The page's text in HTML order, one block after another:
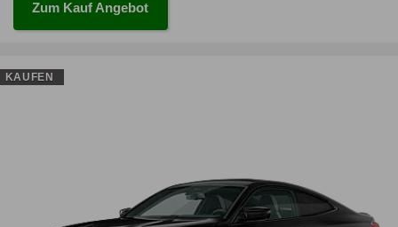
Zum Kauf Angebot
KAUFEN